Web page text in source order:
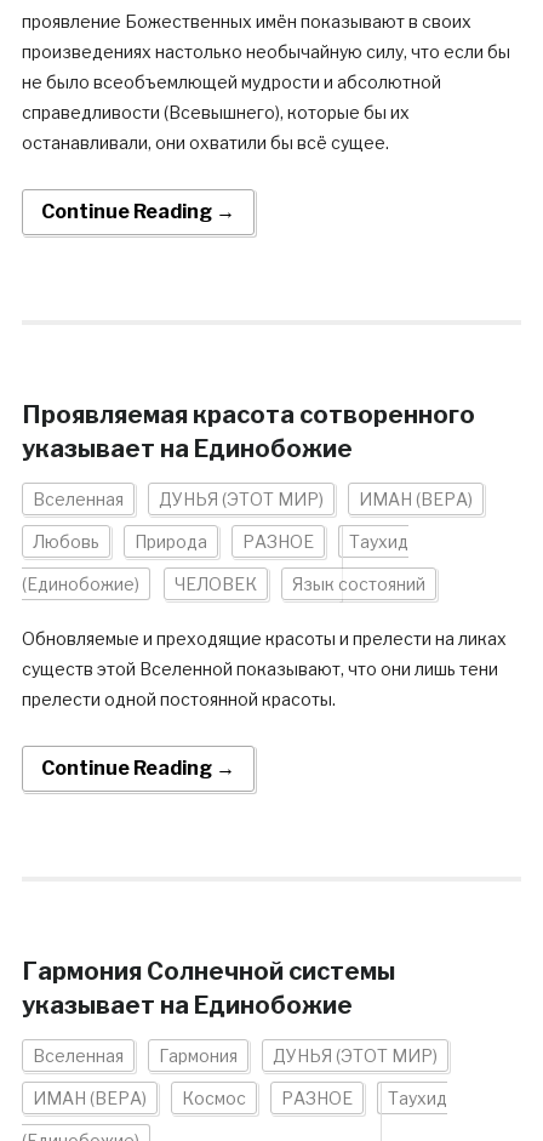
проявление Божественных имён показывают в своих
произведениях настолько необычайную силу, что если бы
не было всеобъемлющей мудрости и абсолютной
справедливости (Всевышнего), которые бы их
останавливали, они охватили бы всё сущее.
Continue Reading →
Проявляемая красота сотворенного
указывает на Единобожие
Вселенная ДУНЬЯ (ЭТОТ МИР) ИМАН (ВЕРА)
Любовь Природа РАЗНОЕ Таухид
(Единобожие) ЧЕЛОВЕК Язык состояний
Обновляемые и преходящие красоты и прелести на ликах
существ этой Вселенной показывают, что они лишь тени
прелести одной постоянной красоты.
Continue Reading →
Гармония Солнечной системы
указывает на Единобожие
Вселенная Гармония ДУНЬЯ (ЭТОТ МИР)
ИМАН (ВЕРА) Космос РАЗНОЕ Таухид